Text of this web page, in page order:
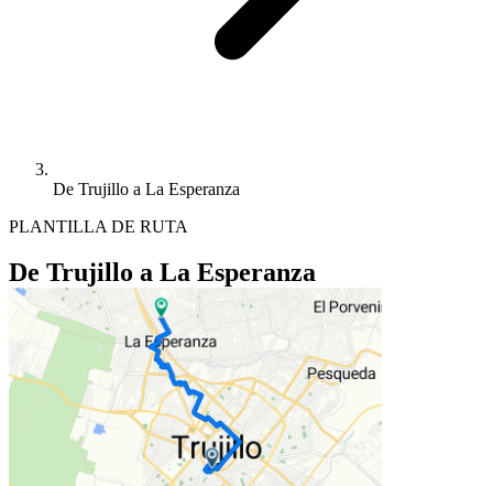
De Trujillo a La Esperanza
PLANTILLA DE RUTA
De Trujillo a La Esperanza